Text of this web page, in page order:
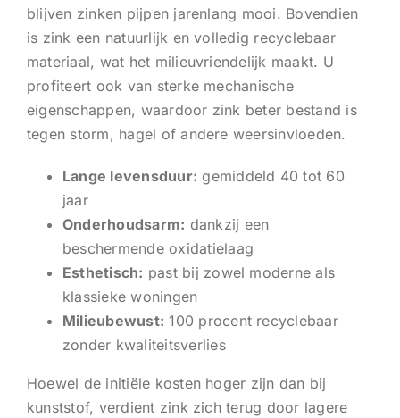
blijven zinken pijpen jarenlang mooi. Bovendien
is zink een natuurlijk en volledig recyclebaar
materiaal, wat het milieuvriendelijk maakt. U
profiteert ook van sterke mechanische
eigenschappen, waardoor zink beter bestand is
tegen storm, hagel of andere weersinvloeden.
Lange levensduur: gemiddeld 40 tot 60
jaar
Onderhoudsarm: dankzij een
beschermende oxidatielaag
Esthetisch: past bij zowel moderne als
klassieke woningen
Milieubewust: 100 procent recyclebaar
zonder kwaliteitsverlies
Hoewel de initiële kosten hoger zijn dan bij
kunststof, verdient zink zich terug door lagere